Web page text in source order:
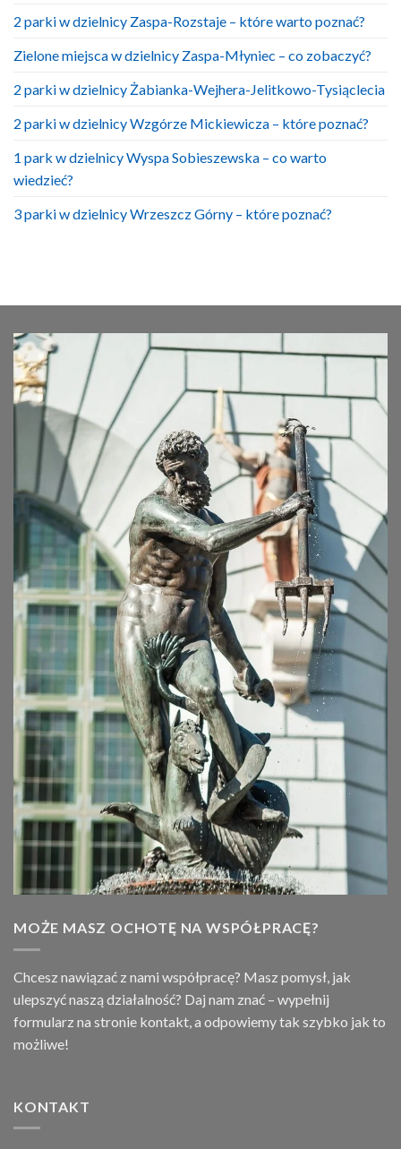
2 parki w dzielnicy Zaspa-Rozstaje – które warto poznać?
Zielone miejsca w dzielnicy Zaspa-Młyniec – co zobaczyć?
2 parki w dzielnicy Żabianka-Wejhera-Jelitkowo-Tysiąclecia
2 parki w dzielnicy Wzgórze Mickiewicza – które poznać?
1 park w dzielnicy Wyspa Sobieszewska – co warto
wiedzieć?
3 parki w dzielnicy Wrzeszcz Górny – które poznać?
MOŻE MASZ OCHOTĘ NA WSPÓŁPRACĘ?
Chcesz nawiązać z nami współpracę? Masz pomysł, jak
ulepszyć naszą działalność? Daj nam znać – wypełnij
formularz na stronie kontakt, a odpowiemy tak szybko jak to
możliwe!
KONTAKT